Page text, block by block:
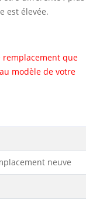
est élevée.
remplacement que
modèle de votre
neuve